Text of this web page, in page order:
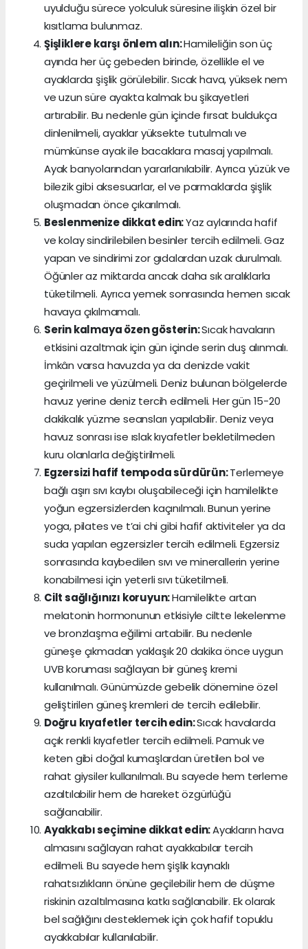
uyulduğu sürece yolculuk süresine ilişkin özel bir
kısıtlama bulunmaz.
Şişliklere karşı önlem alın:Hamileliğin son üç
ayında her üç gebeden birinde, özellikle el ve
ayaklarda şişlik görülebilir. Sıcak hava, yüksek nem
ve uzun süre ayakta kalmak bu şikayetleri
artırabilir. Bu nedenle gün içinde fırsat buldukça
dinlenilmeli, ayaklar yüksekte tutulmalı ve
mümkünse ayak ile bacaklara masaj yapılmalı.
Ayak banyolarından yararlanılabilir. Ayrıca yüzük ve
bilezik gibi aksesuarlar, el ve parmaklarda şişlik
oluşmadan önce çıkarılmalı.
Beslenmenize dikkat edin:Yaz aylarında hafif
ve kolay sindirilebilen besinler tercih edilmeli. Gaz
yapan ve sindirimi zor gıdalardan uzak durulmalı.
Öğünler az miktarda ancak daha sık aralıklarla
tüketilmeli. Ayrıca yemek sonrasında hemen sıcak
havaya çıkılmamalı.
Serin kalmaya özen gösterin:Sıcak havaların
etkisini azaltmak için gün içinde serin duş alınmalı.
İmkân varsa havuzda ya da denizde vakit
geçirilmeli ve yüzülmeli. Deniz bulunan bölgelerde
havuz yerine deniz tercih edilmeli. Her gün 15-20
dakikalık yüzme seansları yapılabilir. Deniz veya
havuz sonrası ise ıslak kıyafetler bekletilmeden
kuru olanlarla değiştirilmeli.
Egzersizi hafif tempoda sürdürün:Terlemeye
bağlı aşırı sıvı kaybı oluşabileceği için hamilelikte
yoğun egzersizlerden kaçınılmalı. Bunun yerine
yoga, pilates ve t’ai chi gibi hafif aktiviteler ya da
suda yapılan egzersizler tercih edilmeli. Egzersiz
sonrasında kaybedilen sıvı ve minerallerin yerine
konabilmesi için yeterli sıvı tüketilmeli.
Cilt sağlığınızı koruyun:Hamilelikte artan
melatonin hormonunun etkisiyle ciltte lekelenme
ve bronzlaşma eğilimi artabilir. Bu nedenle
güneşe çıkmadan yaklaşık 20 dakika önce uygun
UVB koruması sağlayan bir güneş kremi
kullanılmalı. Günümüzde gebelik dönemine özel
geliştirilen güneş kremleri de tercih edilebilir.
Doğru kıyafetler tercih edin:Sıcak havalarda
açık renkli kıyafetler tercih edilmeli. Pamuk ve
keten gibi doğal kumaşlardan üretilen bol ve
rahat giysiler kullanılmalı. Bu sayede hem terleme
azaltılabilir hem de hareket özgürlüğü
sağlanabilir.
Ayakkabı seçimine dikkat edin:Ayakların hava
almasını sağlayan rahat ayakkabılar tercih
edilmeli. Bu sayede hem şişlik kaynaklı
rahatsızlıkların önüne geçilebilir hem de düşme
riskinin azaltılmasına katkı sağlanabilir. Ek olarak
bel sağlığını desteklemek için çok hafif topuklu
ayakkabılar kullanılabilir.